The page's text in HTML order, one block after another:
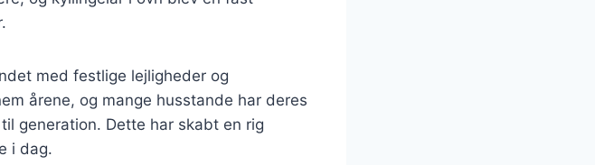
med festlige lejligheder og
årene, og mange husstande har deres
generation. Dette har skabt en rig
i dag.